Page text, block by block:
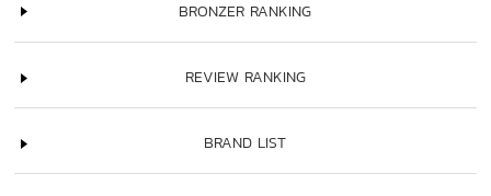
BRONZER RANKING
REVIEW RANKING
BRAND LIST